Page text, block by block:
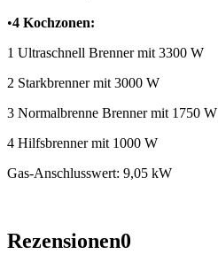
•4 Kochzonen:
1 Ultraschnell Brenner mit 3300 W
2 Starkbrenner mit 3000 W
3 Normalbrenne Brenner mit 1750 W
4 Hilfsbrenner mit 1000 W
Gas-Anschlusswert: 9,05 kW
Rezensionen0